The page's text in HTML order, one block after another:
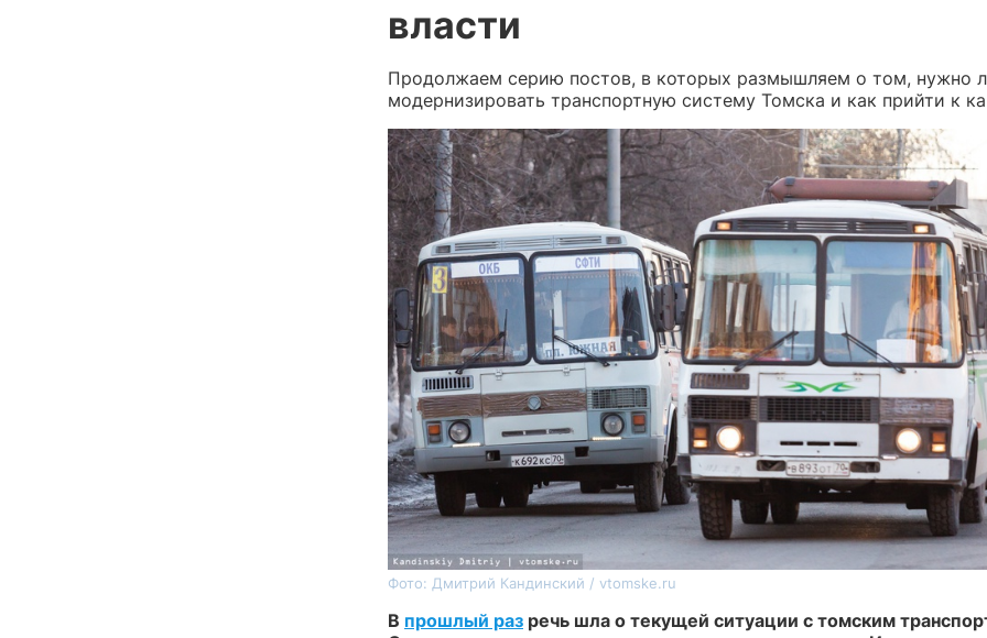
власти
Продолжаем серию постов, в которых размышляем о том, нужно
модернизировать транспортную систему Томска и как прийти к
Фото: Дмитрий Кандинский / vtomske.ru
В прошлый раз речь шла о текущей ситуации с томским